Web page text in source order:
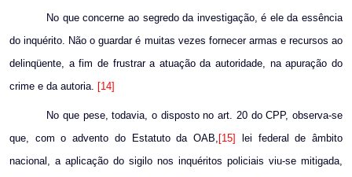
No que concerne ao segredo da investigação, é ele da essência
do inquérito. Não o guardar é muitas vezes fornecer armas e recursos ao
delinqüente, a fim de frustrar a atuação da autoridade, na apuração do
crime e da autoria. [14]
No que pese, todavia, o disposto no art. 20 do CPP, observa-se
que, com o advento do Estatuto da OAB, [15]
lei federal de âmbito
nacional, a aplicação do sigilo nos inquéritos policiais viu-se mitigada,